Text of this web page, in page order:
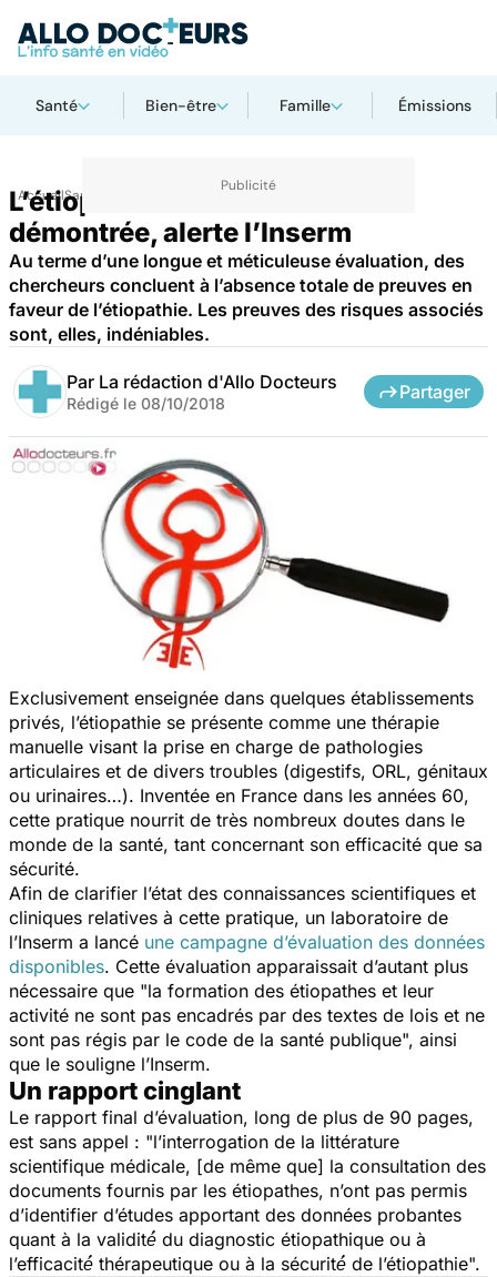
Santé Bien-être Famille Émissions
AccueilSanté
L’étiopathie : aucune efficacité
démontrée, alerte l’Inserm
Au terme d’une longue et méticuleuse évaluation, des
chercheurs concluent à l’absence totale de preuves en
faveur de l’étiopathie. Les preuves des risques associés
sont, elles, indéniables.
Par La rédaction d'Allo Docteurs
Rédigé le 08/10/2018
Partager
Exclusivement enseignée dans quelques établissements
privés, l’étiopathie se présente comme une thérapie
manuelle visant la prise en charge de pathologies
articulaires et de divers troubles (digestifs, ORL, génitaux
ou urinaires…). Inventée en France dans les années 60,
cette pratique nourrit de très nombreux doutes dans le
monde de la santé, tant concernant son efficacité que sa
sécurité.
Afin de clarifier l’état des connaissances scientifiques et
cliniques relatives à cette pratique, un laboratoire de
l’Inserm a lancé une campagne d’évaluation des données
disponibles. Cette évaluation apparaissait d’autant plus
nécessaire que "la formation des étiopathes et leur
activité ne sont pas encadrés par des textes de lois et ne
sont pas régis par le code de la santé publique", ainsi
que le souligne l’Inserm.
Un rapport cinglant
Le rapport final d’évaluation, long de plus de 90 pages,
est sans appel : "l’interrogation de la littérature
scientifique médicale, [de même que] la consultation des
documents fournis par les étiopathes, n’ont pas permis
d’identifier d’études apportant des données probantes
quant à la validité́ du diagnostic étiopathique ou à
l’efficacité́ thérapeutique ou à la sécurité́ de l’étiopathie".